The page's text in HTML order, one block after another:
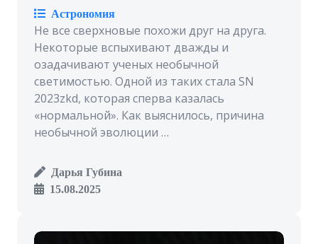
Астрономия
Не все сверхновые похожи друг на друга.
Некоторые вспыхивают дважды и
озадачивают ученых необычной
светимостью. Одной из таких стала SN
2023zkd, которая сперва казалась
«нормальной». Как выяснилось, причина
необычной эволюции …
Дарья Губина
15.08.2025